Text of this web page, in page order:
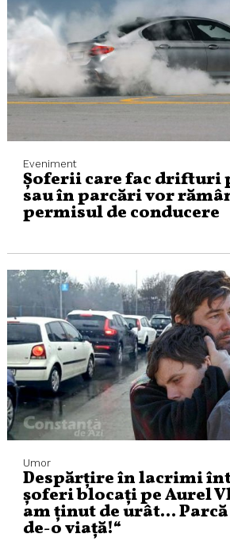
Eveniment
Șoferii care fac drifturi
sau în parcări vor
permisul de conducere
Umor
Despărţire în lacrimi
şoferi blocaţi pe Aurel
am ţinut de urât…
de-o viaţă!“